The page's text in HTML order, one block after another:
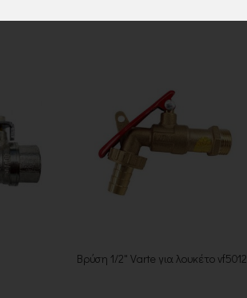
Βρύση 1/2" Varte για λουκέτο vf5012